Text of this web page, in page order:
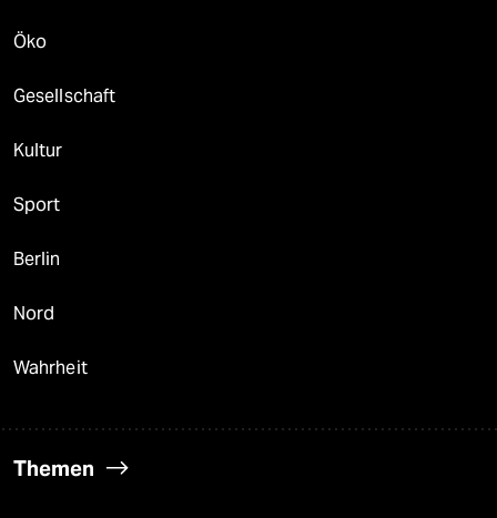
Öko
Gesellschaft
Kultur
Sport
Berlin
Nord
Wahrheit
Themen